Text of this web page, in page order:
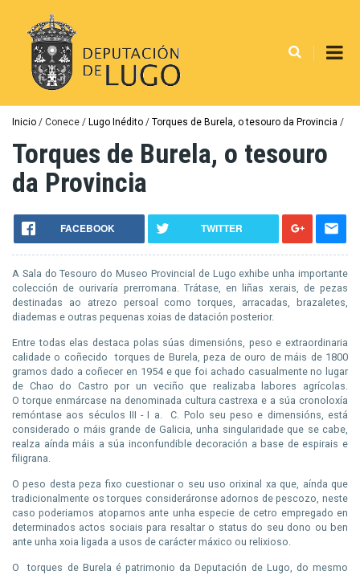
contido
principal
Miga
de
pan
Inicio Conece Lugo Inédito Torques de Burela, o tesouro da Provincia
Torques de Burela, o tesouro
da Provincia
FACEBOOK TWITTER
A Sala do Tesouro do Museo Provincial de Lugo exhibe unha importante
colección de ourivaría prerromana. Trátase, en liñas xerais, de pezas
destinadas ao atrezo persoal como torques, arracadas, brazaletes,
diademas e outras pequenas xoias de datación posterior.
Entre todas elas destaca polas súas dimensións, peso e extraordinaria
calidade o coñecido torques de Burela, peza de ouro de máis de 1800
gramos dado a coñecer en 1954 e que foi achado casualmente no lugar
de Chao do Castro por un veciño que realizaba labores agrícolas.
O torque enmárcase na denominada cultura castrexa e a súa cronoloxía
remóntase aos séculos III - I a. C. Polo seu peso e dimensións, está
considerado o máis grande de Galicia, unha singularidade que se cabe,
realza aínda máis a súa inconfundible decoración a base de espirais e
filigrana.
O peso desta peza fixo cuestionar o seu uso orixinal xa que, aínda que
tradicionalmente os torques consideráronse adornos de pescozo, neste
caso poderiamos atoparnos ante unha especie de cetro empregado en
determinados actos sociais para resaltar o status do seu dono ou ben
ante unha xoia ligada a usos de carácter máxico ou relixioso.
O torques de Burela é patrimonio da Deputación de Lugo, do mesmo